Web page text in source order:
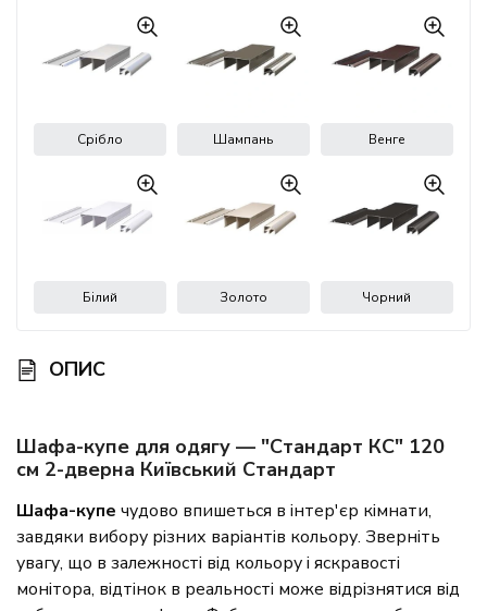
Срібло Шампань Венге
Білий Золото Чорний
ОПИС
Шафа-купе для одягу — "Стандарт КС" 120
см 2-дверна Київський Стандарт
Шафа-купе чудово впишеться в інтер'єр кімнати,
завдяки вибору різних варіантів кольору. Зверніть
увагу, що в залежності від кольору і яскравості
монітора, відтінок в реальності може відрізнятися від